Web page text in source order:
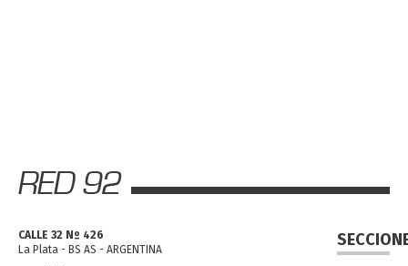
CALLE 32 Nº 426
La Plata - BS AS - ARGENTINA